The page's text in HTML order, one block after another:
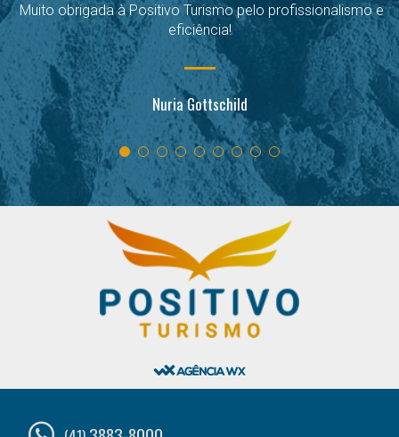
Muito obrigada à Positivo Turismo pelo profissionalismo e
eficiência!
Nuria Gottschild